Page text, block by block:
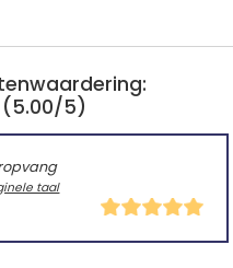
(5.00/5)
taal